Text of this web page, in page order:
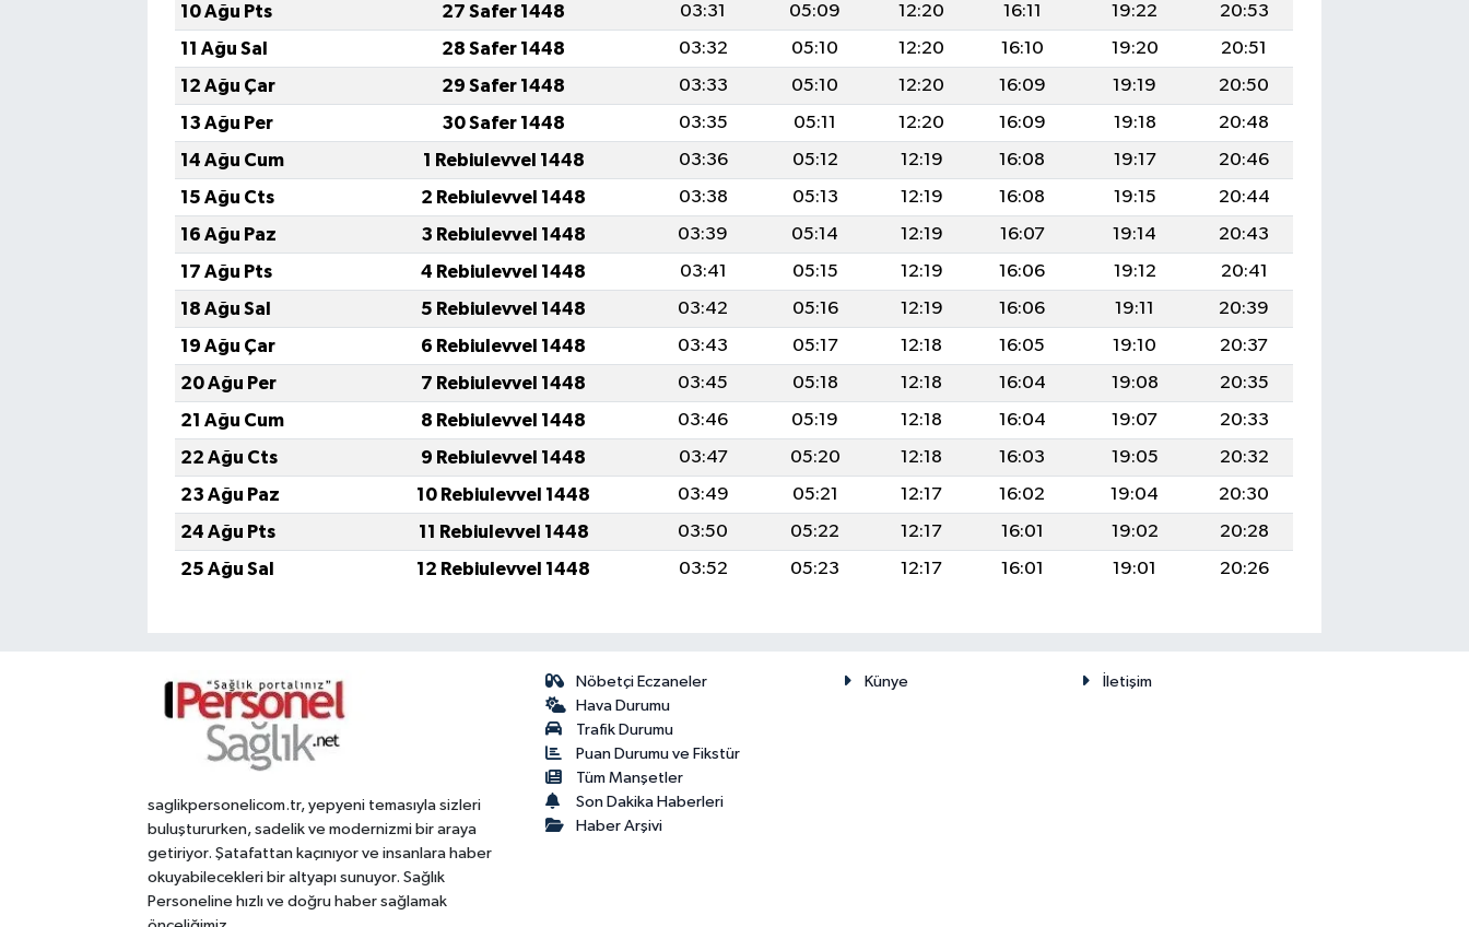
10 Ağu Pts
27 Safer 1448 03:31 05:09 12:20 16:11 19:22
20:53
11 Ağu Sal
28 Safer 1448 03:32 05:10 12:20 16:10 19:20
20:51
12 Ağu Çar
29 Safer 1448 03:33 05:10 12:20 16:09 19:19
20:50
13 Ağu Per
30 Safer 1448 03:35 05:11 12:20 16:09 19:18
20:48
14 Ağu Cum
1 Rebiulevvel 1448 03:36 05:12 12:19 16:08 19:17
20:46
15 Ağu Cts
2 Rebiulevvel 1448 03:38 05:13 12:19 16:08 19:15
20:44
16 Ağu Paz
3 Rebiulevvel 1448 03:39 05:14 12:19 16:07 19:14
20:43
17 Ağu Pts
4 Rebiulevvel 1448 03:41 05:15 12:19 16:06 19:12
20:41
18 Ağu Sal
5 Rebiulevvel 1448 03:42 05:16 12:19 16:06 19:11
20:39
19 Ağu Çar
6 Rebiulevvel 1448 03:43 05:17 12:18 16:05 19:10
20:37
20 Ağu Per
7 Rebiulevvel 1448 03:45 05:18 12:18 16:04 19:08
20:35
21 Ağu Cum
8 Rebiulevvel 1448 03:46 05:19 12:18 16:04 19:07
20:33
22 Ağu Cts
9 Rebiulevvel 1448 03:47 05:20 12:18 16:03 19:05
20:32
23 Ağu Paz
10 Rebiulevvel 1448 03:49 05:21 12:17 16:02 19:04
20:30
24 Ağu Pts
11 Rebiulevvel 1448 03:50 05:22 12:17 16:01 19:02
20:28
25 Ağu Sal
12 Rebiulevvel 1448 03:52 05:23 12:17 16:01 19:01 20:26
saglikpersonelicom.tr, yepyeni temasıyla sizleri
buluştururken, sadelik ve modernizmi bir araya
getiriyor. Şatafattan kaçınıyor ve insanlara haber
okuyabilecekleri bir altyapı sunuyor. Sağlık
Personeline hızlı ve doğru haber sağlamak
Nöbetçi Eczaneler
Hava Durumu
Trafik Durumu
Puan Durumu ve Fikstür
Tüm Manşetler
Son Dakika Haberleri
Haber Arşivi
Künye İletişim